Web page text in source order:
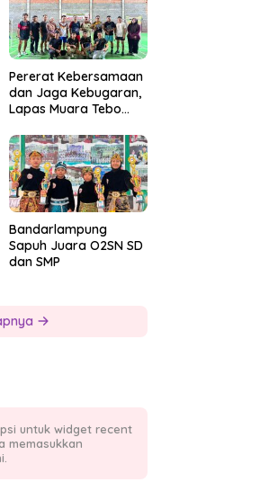
Pererat Kebersamaan
dan Jaga Kebugaran,
Lapas Muara Tebo
Bersama
Bandarlampung
Sapuh Juara O2SN SD
dan SMP
untuk widget recent
memasukkan